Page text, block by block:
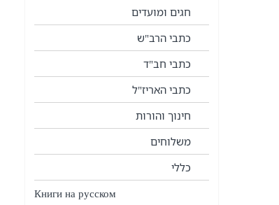
חגים ומועדים
כתבי הרב"ש
כתבי חב"ד
כתבי האריז"ל
חינוך והורות
משלוחים
כללי
Книги на русском